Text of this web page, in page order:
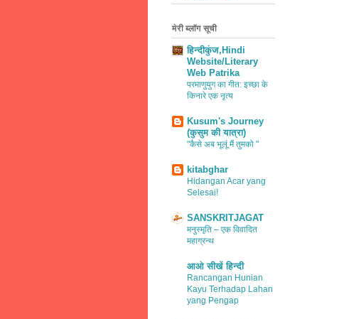
मेरी ब्लॉग सूची
हिन्दीकुंज,Hindi
Website/Literary
Web Patrika
परमाणुयुग का गीत: इच्छा के
किनारे एक नृत्य
Kusum's Journey
(कुसुम की यात्रा)
"कैसे अब भूलूं मैं तुमको "
kitabghar
Hidangan Acar yang
Selesai!
SANSKRITJAGAT
मनुस्मृति – एक विवादित
महाग्रन्थ
आओ सीखें हिन्दी
Rancangan Hunian
Kayu Terhadap Lahan
yang Pengap